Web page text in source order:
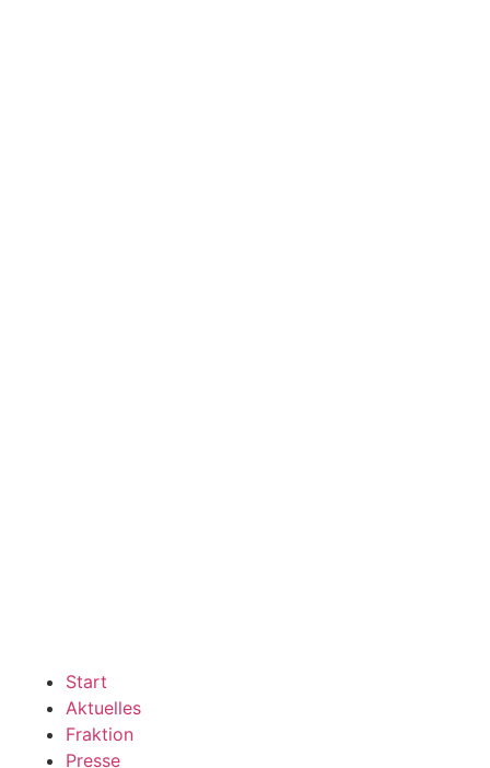
Start
Aktuelles
Fraktion
Presse